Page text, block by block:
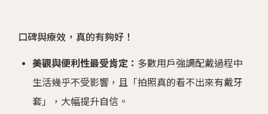
口碑與療效，真的有夠好！
美觀與便利性最受肯定： 多數用戶強調配戴過程中
生活幾乎不受影響，且「拍照真的看不出來有戴牙
套」，大幅提升自信。